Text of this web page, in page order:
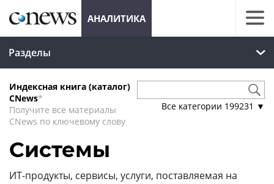
АНАЛИТИКА
Разделы
Индексная книга (каталог)
CNews*
Получите все материалы
CNews по ключевому слову
Все категории 199231 ▼
Системы
ИТ-продукты, сервисы, услуги, поставляемая на